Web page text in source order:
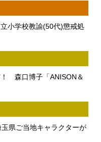
小学校教諭(50代)懲戒処
森口博子「ANISON＆
県ご当地キャラクターが